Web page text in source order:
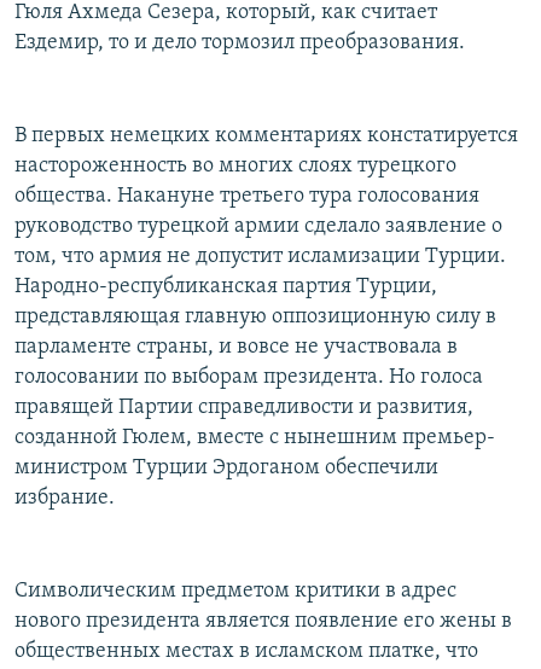
Гюля Ахмеда Сезера, который, как считает
Ездемир, то и дело тормозил преобразования.
В первых немецких комментариях констатируется
настороженность во многих слоях турецкого
общества. Накануне третьего тура голосования
руководство турецкой армии сделало заявление о
том, что армия не допустит исламизации Турции.
Народно-республиканская партия Турции,
представляющая главную оппозиционную силу в
парламенте страны, и вовсе не участвовала в
голосовании по выборам президента. Но голоса
правящей Партии справедливости и развития,
созданной Гюлем, вместе с нынешним премьер-
министром Турции Эрдоганом обеспечили
избрание.
Символическим предметом критики в адрес
нового президента является появление его жены в
общественных местах в исламском платке, что